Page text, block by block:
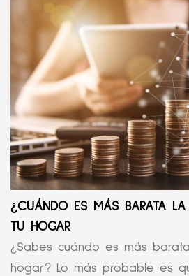
¿CUÁNDO ES MÁS BARATA LA
TU HOGAR
¿Sabes cuándo es más
hogar? Lo más probable es